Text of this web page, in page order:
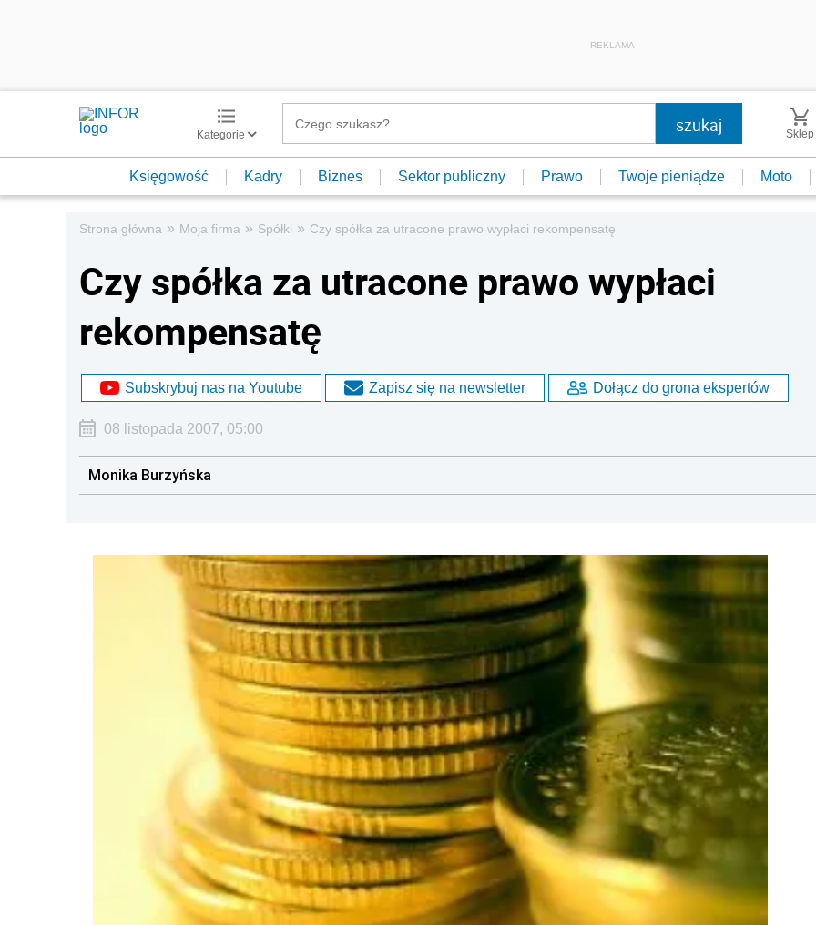
REKLAMA
Kategorie Sklep
Księgowość Kadry Biznes Sektor publiczny Prawo Twoje pieniądze Moto
Strona główna » Moja firma » Spółki » Czy spółka za utracone prawo wypłaci rekompensatę
Czy spółka za utracone prawo wypłaci
rekompensatę
Subskrybuj nas na Youtube Zapisz się na newsletter Dołącz do grona ekspertów
08 listopada 2007, 05:00
Monika Burzyńska